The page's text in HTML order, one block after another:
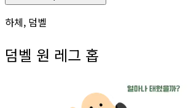
하체, 덤벨
덤벨 원 레그 홉